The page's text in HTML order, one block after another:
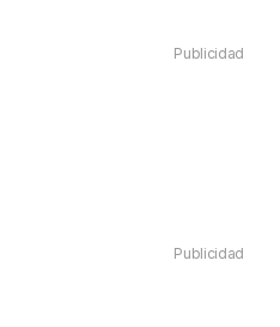
Publicidad
Publicidad